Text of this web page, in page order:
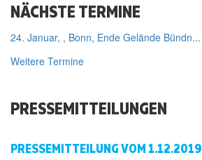
NÄCHSTE TERMINE
24. Januar, , Bonn, Ende Gelände Bündn...
Weitere Termine
PRESSEMITTEILUNGEN
PRESSEMITTEILUNG VOM 1.12.2019